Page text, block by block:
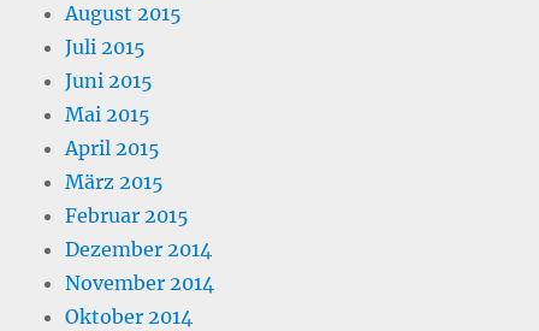
August 2015
Juli 2015
Juni 2015
Mai 2015
April 2015
März 2015
Februar 2015
Dezember 2014
November 2014
Oktober 2014